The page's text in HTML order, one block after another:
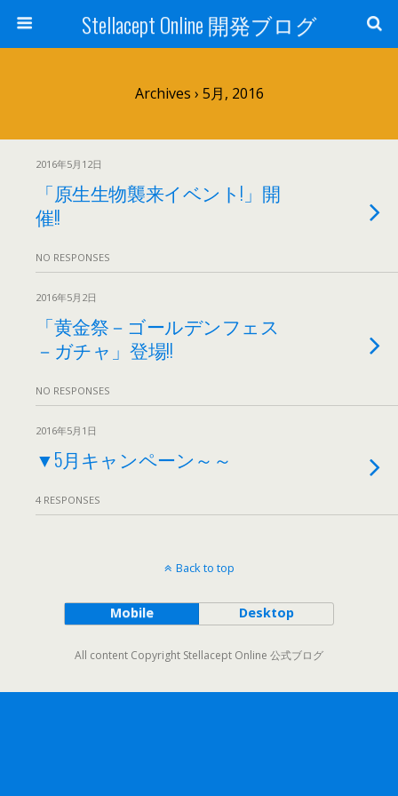
Stellacept Online 開発ブログ
Archives › 5月, 2016
2016年5月12日
「原生生物襲来イベント!」開
催!!
NO RESPONSES
2016年5月2日
「黄金祭－ゴールデンフェス
－ガチャ」登場!!
NO RESPONSES
2016年5月1日
▼5月キャンペーン～～
4 RESPONSES
Back to top
Mobile Desktop
All content Copyright Stellacept Online 公式ブログ